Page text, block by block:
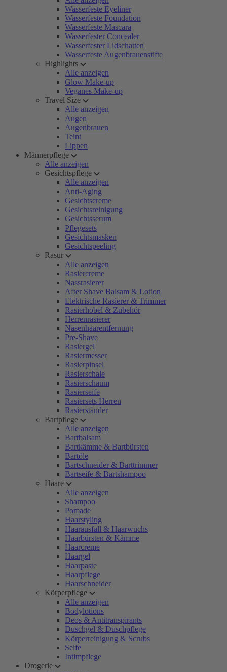
Wasserfeste Eyeliner
Wasserfeste Foundation
Wasserfeste Mascara
Wasserfester Concealer
Wasserfester Lidschatten
Wasserfeste Augenbrauenstifte
Highlights
Alle anzeigen
Glow Make-up
Veganes Make-up
Travel Size
Alle anzeigen
Augen
Augenbrauen
Teint
Lippen
Männerpflege
Alle anzeigen
Gesichtspflege
Alle anzeigen
Anti-Aging
Gesichtscreme
Gesichtsreinigung
Gesichtsserum
Pflegesets
Gesichtsmasken
Gesichtspeeling
Rasur
Alle anzeigen
Rasiercreme
Nassrasierer
After Shave Balsam & Lotion
Elektrische Rasierer & Trimmer
Rasierhobel & Zubehör
Herrenrasierer
Nasenhaarentfernung
Pre-Shave
Rasiergel
Rasiermesser
Rasierpinsel
Rasierschale
Rasierschaum
Rasierseife
Rasiersets Herren
Rasierständer
Bartpflege
Alle anzeigen
Bartbalsam
Bartkämme & Bartbürsten
Bartöle
Bartschneider & Barttrimmer
Bartseife & Bartshampoo
Haare
Alle anzeigen
Shampoo
Pomade
Haarstyling
Haarausfall & Haarwuchs
Haarbürsten & Kämme
Haarcreme
Haargel
Haarpaste
Haarpflege
Haarschneider
Körperpflege
Alle anzeigen
Bodylotions
Deos & Antitranspirants
Duschgel & Duschpflege
Körperreinigung & Scrubs
Seife
Intimpflege
Drogerie